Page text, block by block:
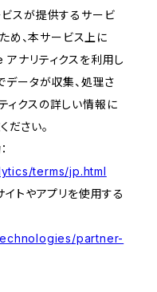
ビスが提供するサービ
め、本サービス上に
ナリティクスを利用し
データが収集、処理さ
クスの詳しい情報に
ださい。
terms/jp.html
トやアプリを使用する
partner-